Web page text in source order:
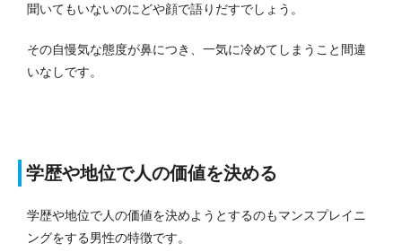
聞いてもいないのにどや顔で語りだすでしょう。
その自慢気な態度が鼻につき、一気に冷めてしまうこと間違
いなしです。
学歴や地位で人の価値を決める
学歴や地位で人の価値を決めようとするのもマンスプレイニ
ングをする男性の特徴です。